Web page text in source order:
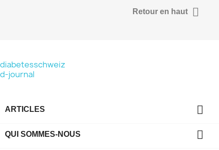
Retour en haut 
diabetesschweiz
d-journal
ARTICLES 
QUI SOMMES-NOUS 